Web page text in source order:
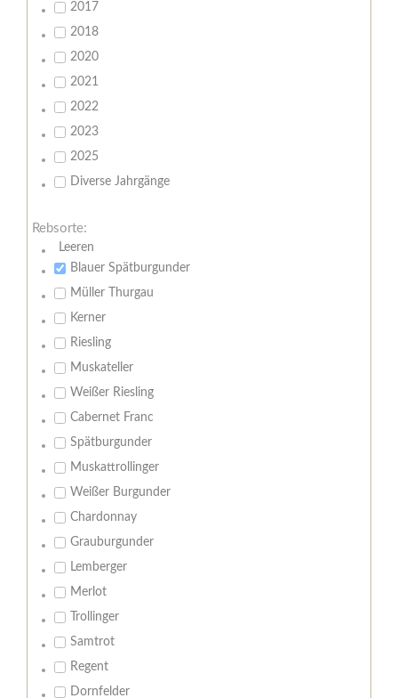
2017
2018
2020
2021
2022
2023
2025
Diverse Jahrgänge
Rebsorte:
Leeren
Blauer Spätburgunder
Müller Thurgau
Kerner
Riesling
Muskateller
Weißer Riesling
Cabernet Franc
Spätburgunder
Muskattrollinger
Weißer Burgunder
Chardonnay
Grauburgunder
Lemberger
Merlot
Trollinger
Samtrot
Regent
Dornfelder